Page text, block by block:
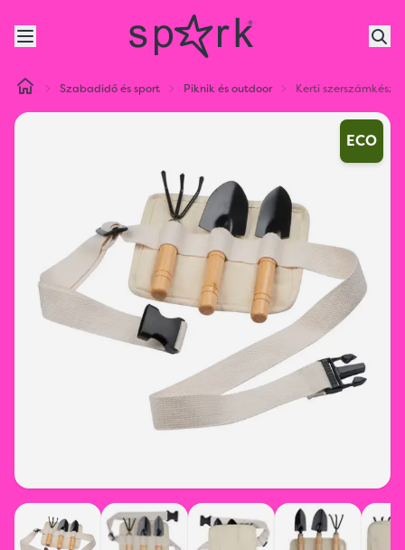
Szabadidő és sport Piknik és outdoor Kerti
ECO